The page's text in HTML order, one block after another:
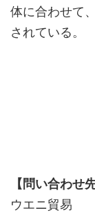
体に合わせて
されている。
【問い合わせ先
ウエニ貿易